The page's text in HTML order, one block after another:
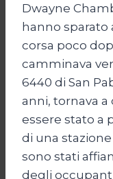
Dwayne
hanno sparato
corsa poco
camminava
6440 di San
anni, tornava
essere stato a
di una
sono stati
degli